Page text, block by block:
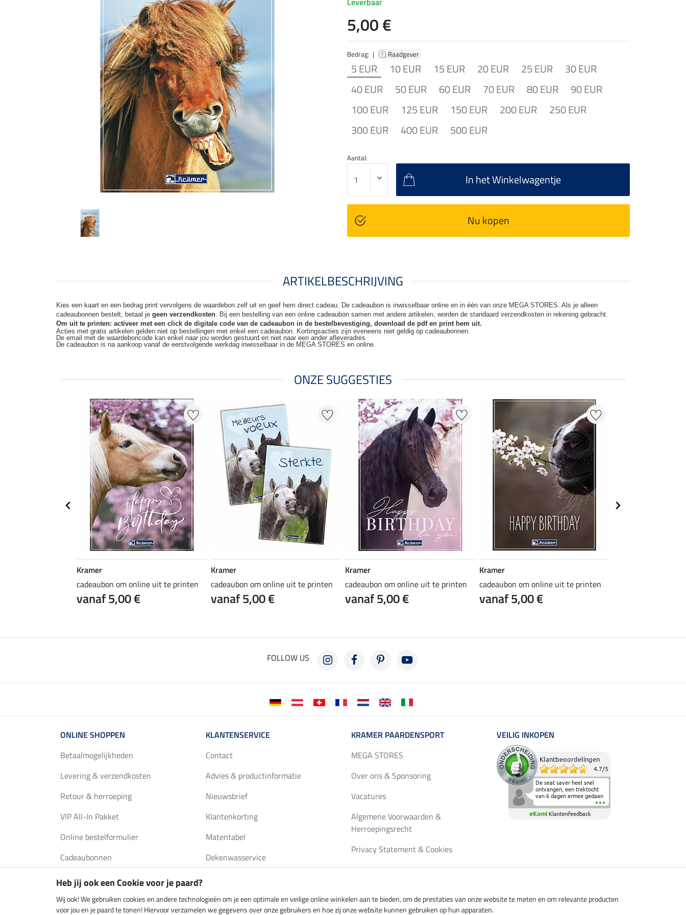
Bedrag: | Raadgever
5 EUR 10 EUR 15 EUR 20 EUR 25 EUR
30 EUR
40 EUR
50 EUR 60 EUR 70 EUR 80 EUR
90 EUR
100 EUR
125 EUR 150 EUR 200 EUR
250 EUR
300 EUR
400 EUR 500 EUR
5,00 €
Aantal:
In het Winkelwagentje
Nu kopen
ARTIKELBESCHRIJVING
Kies een kaart en een bedrag print vervolgens de waardebon zelf uit en geef hem direct cadeau. De cadeaubon is inwisselbaar online en in één van onze MEGA STORES. Als je alleen
cadeaubonnen bestelt, betaal je geen verzendkosten. Bij een bestelling van een online cadeaubon samen met andere artikelen, worden de standaard verzendkosten in rekening gebracht.
Om uit te printen: activeer met een click de digitale code van de cadeaubon in de bestelbevestiging, download de pdf en print hem uit.
Acties met gratis artikelen gelden niet op bestellingen met enkel een cadeaubon. Kortingsacties zijn eveneens niet geldig op cadeaubonnen.
De email met de waardeboncode kan enkel naar jou worden gestuurd en niet naar een ander afleveradres.
De cadeaubon is na aankoop vanaf de eerstvolgende werkdag inwisselbaar in de MEGA STORES en online.
ONZE SUGGESTIES
Kramer
cadeaubon om online uit te printen
vanaf 5,00 €
Kramer
cadeaubon om online uit te printen
vanaf 5,00 €
Kramer
cadeaubon om online uit te printen
vanaf 5,00 €
Kramer
cadeaubon om online uit te printen
vanaf 5,00 €
FOLLOW US
ONLINE SHOPPEN
Betaalmogelijkheden
Levering & verzendkosten
Retour & herroeping
VIP All-In Pakket
Online bestelformulier
Cadeaubonnen
FAQ
KLANTENSERVICE
Contact
Advies & productinformatie
Nieuwsbrief
Klantenkorting
Matentabel
Dekenwasservice
KRAMER PAARDENSPORT
MEGA STORES
Over ons & Sponsoring
Vacatures
Algemene Voorwaarden &
Herroepingsrecht
Privacy Statement & Cookies
Impressum
VEILIG INKOPEN
Klantbeoordelingen
4.7/5
De seat saver heel snel
ontvangen, een trektocht
van 6 dagen ermee gedaan
en deze heeft de beproeving
fantastisch doorstaan.
Heerlijk zacht om op te
eKomi Klantenfeedback
Heb jij ook een Cookie voor je paard?
Wij ook! We gebruiken cookies en andere technologieën om je een optimale en veilige online winkelen aan te bieden, om de prestaties van onze website te meten en om relevante producten
voor jou en je paard te tonen! Hiervoor verzamelen we gegevens over onze gebruikers en hoe zij onze website kunnen gebruiken op hun apparaten.